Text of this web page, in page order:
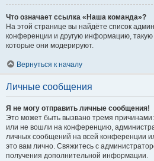
Что означает ссылка «Наша команда»?
На этой странице вы найдёте список
конференции и другую информацию, такую
которые они модерируют.
Вернуться к началу
Личные сообщения
Я не могу отправить личные сообщения!
Это может быть вызвано тремя
или не вошли на конференцию,
личных сообщений на всей конференции
это вам лично. Свяжитесь с
получения дополнительной информации.